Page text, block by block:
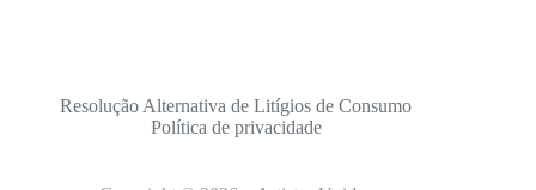
Resolução Alternativa de Litígios de Consumo
Política de privacidade